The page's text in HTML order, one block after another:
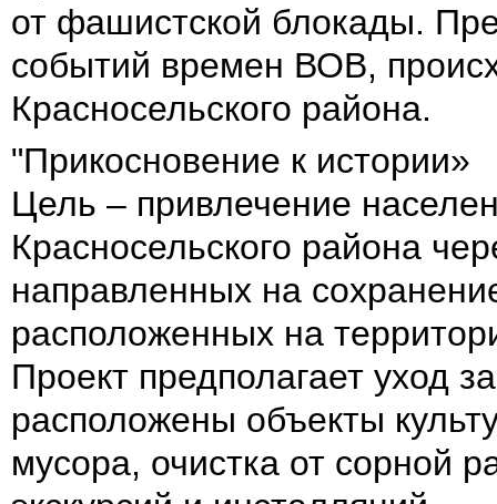
от фашистской блокады.
событий времен ВОВ,
Красносельского района.
"Прикосновение к истории»
Цель – привлечение
Красносельского района
направленных на
расположенных на
Проект предполагает уход
расположены объекты
мусора, очистка от сорной